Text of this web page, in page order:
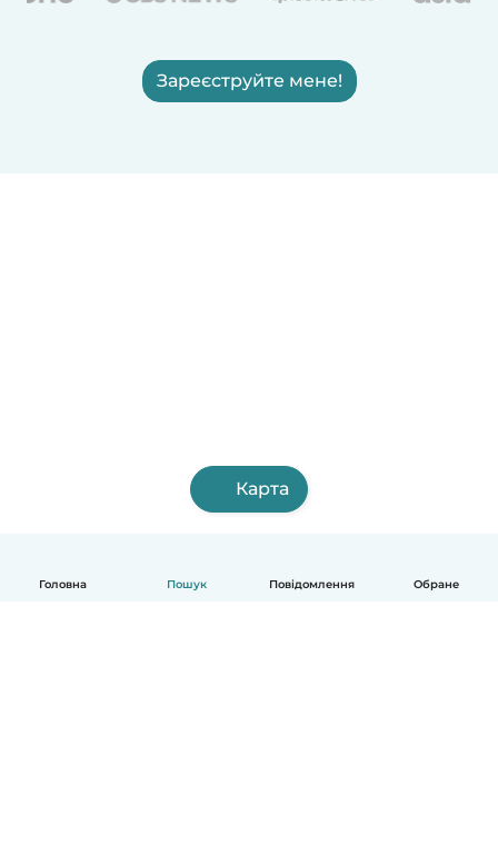
Головна Пошук Повідомлення Обране
Зареєструйте мене!
Карта